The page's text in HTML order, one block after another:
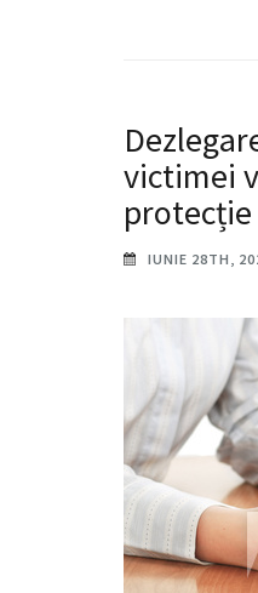
victimei
protecție
IUNIE 28TH,